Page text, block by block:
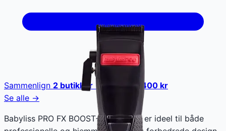
Sammenlign 2 butikker · spar op til 400 kr
Se alle →
Babyliss PRO FX BOOST+ hårklipper er ideel til både